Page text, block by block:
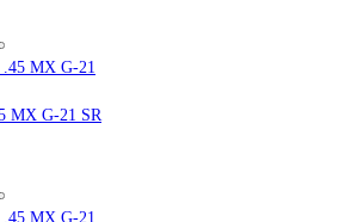
MX G-21 SR